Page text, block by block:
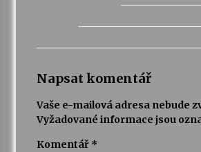
Napsat komentář
Vaše e-mailová adresa nebude
Vyžadované informace jsou
Komentář *